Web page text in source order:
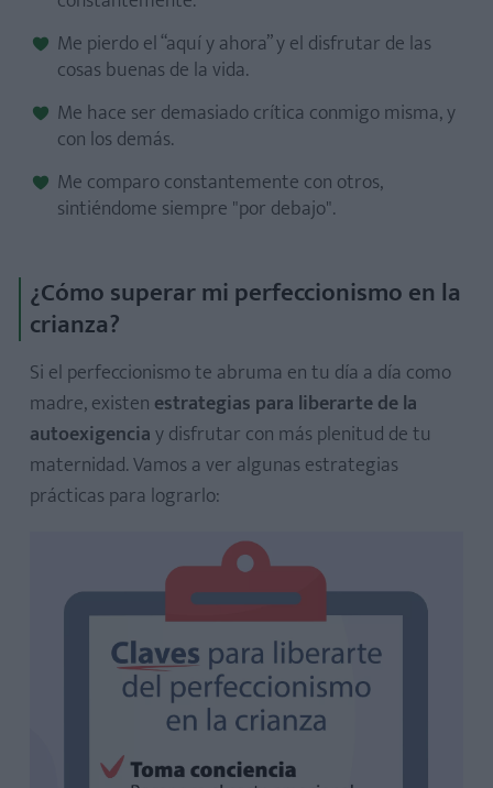
Me pierdo el “aquí y ahora” y el disfrutar de las
cosas buenas de la vida.
Me hace ser demasiado crítica conmigo misma, y
con los demás.
Me comparo constantemente con otros,
sintiéndome siempre "por debajo".
¿Cómo superar mi perfeccionismo en la
crianza?
Si el perfeccionismo te abruma en tu día a día como
madre, existen estrategias para liberarte de la
autoexigenciay disfrutar con más plenitud de tu
maternidad. Vamos a ver algunas estrategias
prácticas para lograrlo: